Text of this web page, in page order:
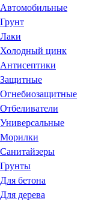
Автомобильные
Грунт
Лаки
Холодный цинк
Антисептики
Защитные
Огнебиозащитные
Отбеливатели
Универсальные
Морилки
Санитайзеры
Грунты
Для бетона
Для дерева